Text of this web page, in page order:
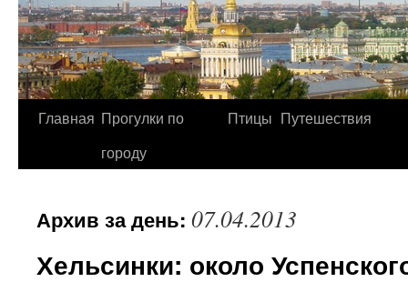
Перейти
Главная Прогулки по
городу
Птицы Путешествия
Архив за день: 07.04.2013
Хельсинки: около